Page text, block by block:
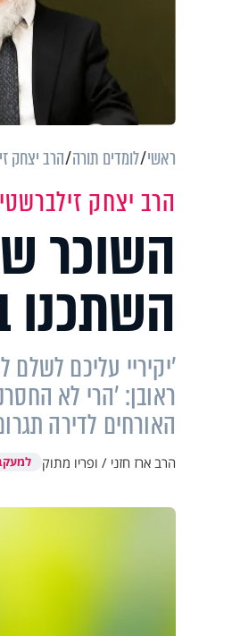
ראשי לומדים תורה הרב יצחק
הרב יצחק
השוכר
השתכנו
'יקיריי עליכם
ראובן: 'הרי לא
האורחים לדירה
הרב ארז חזני / ופריו מתוק